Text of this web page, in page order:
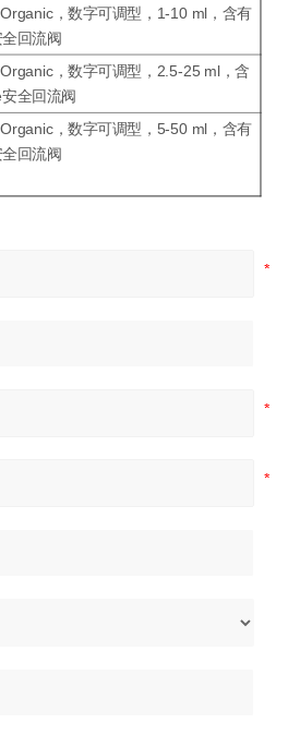
，数字可调型，1-10 ml，含有
回流阀
，数字可调型，2.5-25 ml，含
全回流阀
，数字可调型，5-50 ml，含有
回流阀